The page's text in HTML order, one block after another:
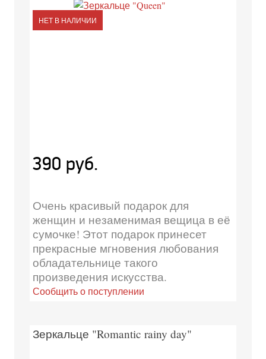
НЕТ В НАЛИЧИИ
390 руб.
Очень красивый подарок для
женщин и незаменимая вещица в её
сумочке! Этот подарок принесет
прекрасные мгновения любования
обладательнице такого
произведения искусства.
Сообщить о поступлении
Зеркальце "Romantic rainy day"